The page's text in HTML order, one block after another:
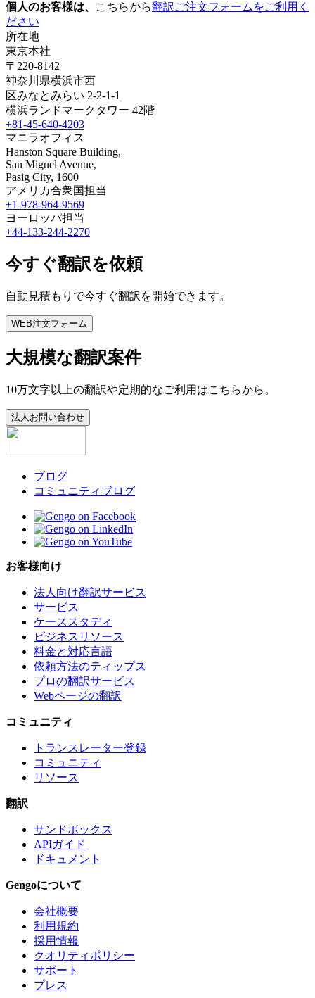
個人のお客様は、 こちらから翻訳ご注文フォームをご利用く
ださい
所在地
東京本社
〒220-8142
神奈川県横浜市西
区みなとみらい 2-2-1-1
横浜ランドマークタワー 42階
+81-45-640-4203
マニラオフィス
Hanston Square Building,
San Miguel Avenue,
Pasig City, 1600
アメリカ合衆国担当
+1-978-964-9569
ヨーロッパ担当
+44-133-244-2270
今すぐ翻訳を依頼
自動見積もりで今すぐ翻訳を開始できます。
WEB注文フォーム
大規模な翻訳案件
10万文字以上の翻訳や定期的なご利用はこちらから。
法人お問い合わせ
ブログ
コミュニティブログ
お客様向け
法人向け翻訳サービス
サービス
ケーススタディ
ビジネスリソース
料金と対応言語
依頼方法のティップス
プロの翻訳サービス
Webページの翻訳
コミュニティ
トランスレーター登録
コミュニティ
リソース
翻訳
サンドボックス
APIガイド
ドキュメント
Gengoについて
会社概要
利用規約
採用情報
クオリティポリシー
サポート
プレス